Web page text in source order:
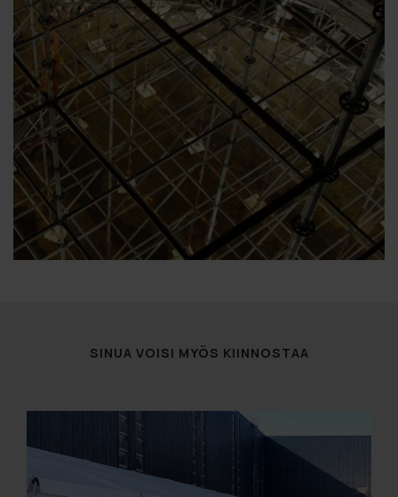
SINUA VOISI MYÖS KIINNOSTAA